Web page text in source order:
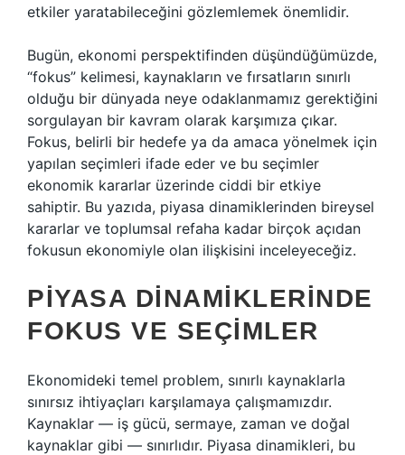
etkiler yaratabileceğini gözlemlemek önemlidir.
Bugün, ekonomi perspektifinden düşündüğümüzde,
“fokus” kelimesi, kaynakların ve fırsatların sınırlı
olduğu bir dünyada neye odaklanmamız gerektiğini
sorgulayan bir kavram olarak karşımıza çıkar.
Fokus, belirli bir hedefe ya da amaca yönelmek için
yapılan seçimleri ifade eder ve bu seçimler
ekonomik kararlar üzerinde ciddi bir etkiye
sahiptir. Bu yazıda, piyasa dinamiklerinden bireysel
kararlar ve toplumsal refaha kadar birçok açıdan
fokusun ekonomiyle olan ilişkisini inceleyeceğiz.
PIYASA DINAMIKLERINDE
FOKUS VE SEÇIMLER
Ekonomideki temel problem, sınırlı kaynaklarla
sınırsız ihtiyaçları karşılamaya çalışmamızdır.
Kaynaklar — iş gücü, sermaye, zaman ve doğal
kaynaklar gibi — sınırlıdır. Piyasa dinamikleri, bu